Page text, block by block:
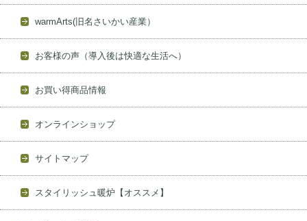
warmArts(旧名さいかい産業）
お客様の声（導入後は快適な生活へ）
お買い得商品情報
オンラインショップ
サイトマップ
スタイリッシュ暖炉【オススメ】